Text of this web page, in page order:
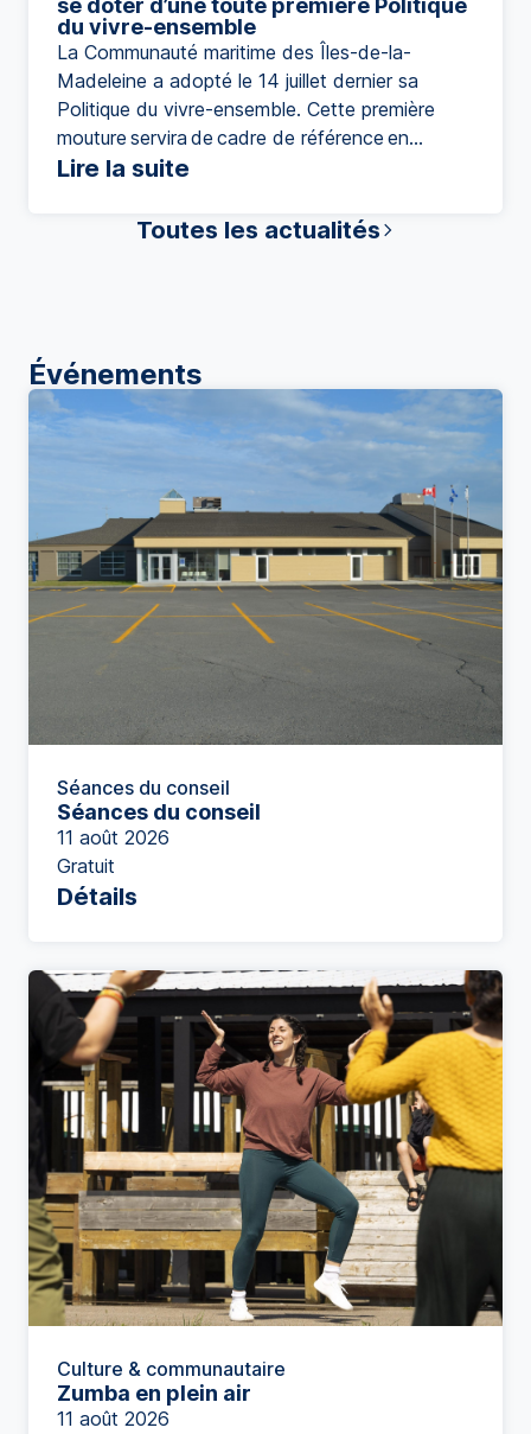
Toutes les actualités
se doter d’une toute première Politique
du vivre-ensemble
La Communauté maritime des Îles-de-la-
Madeleine a adopté le 14 juillet dernier sa
Politique du vivre-ensemble. Cette première
mouture servira de cadre de référence en
matière d’inclusion, à la fois pour orienter les
destinées à l’ensemble de la population. Ainsi, la
Lire la suite
Événements
Séances du conseil
Séances du conseil
11 août 2026
Gratuit
Détails
Culture & communautaire
Zumba en plein air
11 août 2026